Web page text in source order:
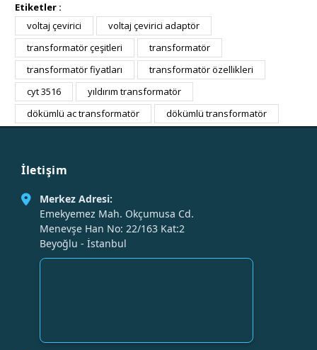
Etiketler :
voltaj çevirici
voltaj çevirici adaptör
transformatör çeşitleri
transformatör
transformatör fiyatları
transformatör özellikleri
cyt 3516
yıldırım transformatör
dökümlü ac transformatör
dökümlü transformatör
İletişim
Merkez Adresi:
Emekyemez Mah. Okçumusa Cd.
Menevşe Han No: 22/163 Kat:2
Beyoğlu - İstanbul